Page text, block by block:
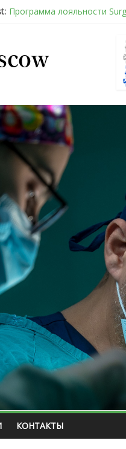
Программа лояльности
Послеоперационное
Барбированные нити в
Эротический конфликт по
КОНТАКТЫ